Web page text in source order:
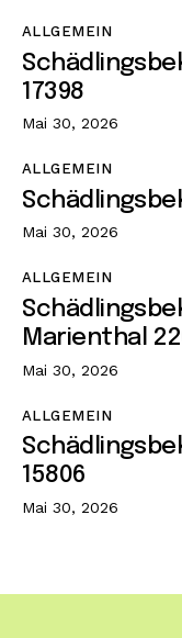
ALLGEMEIN
17398
Mai 30, 2026
ALLGEMEIN
Mai 30, 2026
ALLGEMEIN
Marienthal
Mai 30, 2026
ALLGEMEIN
15806
Mai 30, 2026